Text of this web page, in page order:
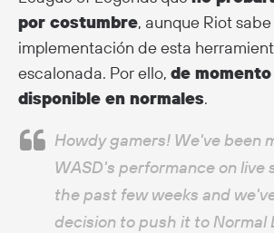
por costumbre, aunque Riot
implementación de esta
escalonada. Por ello, de
disponible en normales.
Howdy gamers! We've been
WASD's performance on live
the past few weeks and
decision to push it to Normal